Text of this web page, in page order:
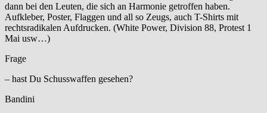
dann bei den Leuten, die sich an Harmonie getroffen haben.
Aufkleber, Poster, Flaggen und all so Zeugs, auch T-Shirts mit
rechtsradikalen Aufdrucken. (White Power, Division 88, Protest 1
Mai usw…)
Frage
– hast Du Schusswaffen gesehen?
Bandini